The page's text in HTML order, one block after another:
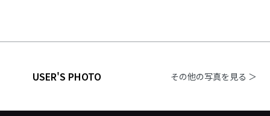
USER'S PHOTO その他の写真を見る ＞